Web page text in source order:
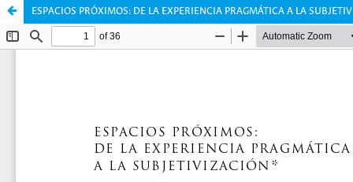
ESPACIOS PRÓXIMOS: DE LA EXPERIENCIA PRAGMÁTICA A LA